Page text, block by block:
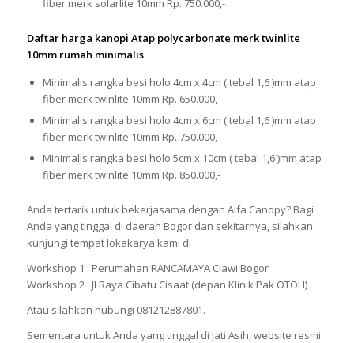
fiber merk solarlite 10mm Rp. 750.000,-
Daftar harga kanopi Atap polycarbonate merk twinlite
10mm rumah minimalis
Minimalis rangka besi holo 4cm x 4cm ( tebal 1,6 )mm atap
fiber merk twinlite 10mm Rp. 650.000,-
Minimalis rangka besi holo 4cm x 6cm ( tebal 1,6 )mm atap
fiber merk twinlite 10mm Rp. 750.000,-
Minimalis rangka besi holo 5cm x 10cm ( tebal 1,6 )mm atap
fiber merk twinlite 10mm Rp. 850.000,-
Anda tertarik untuk bekerjasama dengan Alfa Canopy? Bagi
Anda yang tinggal di daerah Bogor dan sekitarnya, silahkan
kunjungi tempat lokakarya kami di
Workshop 1 : Perumahan RANCAMAYA Ciawi Bogor
Workshop 2 : Jl Raya Cibatu Cisaat (depan Klinik Pak OTOH)
Atau silahkan hubungi 081212887801.
Sementara untuk Anda yang tinggal di Jati Asih, website resmi